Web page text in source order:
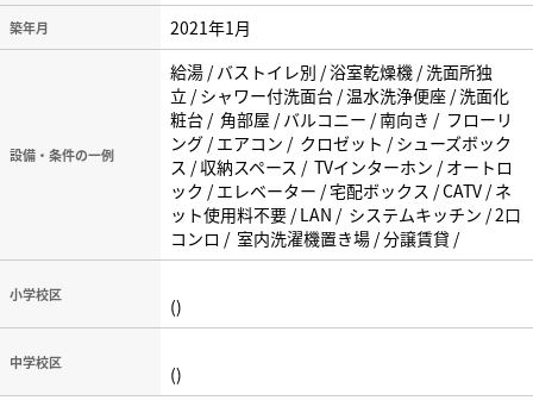
築年月 2021年1月
設備・条件の一例
給湯 / バストイレ別 / 浴室乾燥機 / 洗面所独
立 / シャワー付洗面台 / 温水洗浄便座 / 洗面化
粧台 / 角部屋 / バルコニー / 南向き / フローリ
ング / エアコン / クロゼット / シューズボック
ス / 収納スペース / TVインターホン / オートロ
ック / エレベーター / 宅配ボックス / CATV / ネ
ット使用料不要 / LAN / システムキッチン / 2口
コンロ / 室内洗濯機置き場 / 分譲賃貸 /
小学校区 ()
中学校区 ()